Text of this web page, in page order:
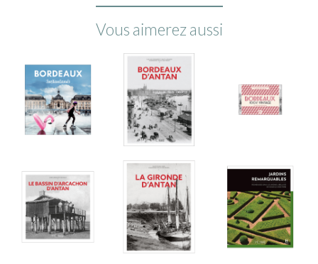
Vous aimerez aussi